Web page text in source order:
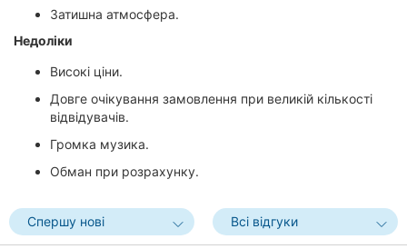
Ужгород
Затишна атмосфера.
Недоліки
Високі ціни.
Довге очікування замовлення при великій кількості
відвідувачів.
Громка музика.
Обман при розрахунку.
Спершу нові Всі відгуки